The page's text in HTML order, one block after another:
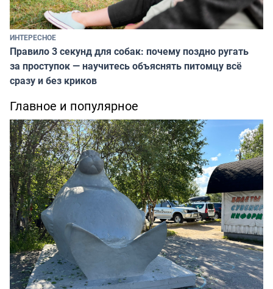
ИНТЕРЕСНОЕ
Правило 3 секунд для собак: почему поздно ругать
за проступок — научитесь объяснять питомцу всё
сразу и без криков
Главное и популярное